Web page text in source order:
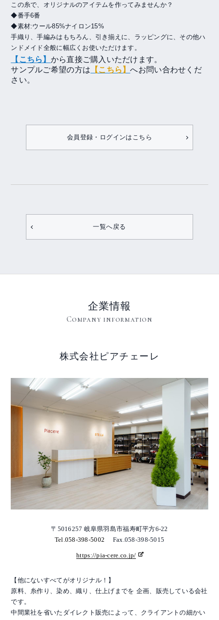
この糸で、オリジナルのアイテムを作ってみませんか？
◆番手6番
◆素材:ウール85%ナイロン15%
手織り、手編みはもちろん、引き揃えに、ラッピングに、その他ハ
ンドメイド全般に幅広くお使いただけます。
【こちら】 から直接ご購入いただけます。
サンプルご希望の方は 【こちら】へお問い合わせくだ
さい。
会員登録・ログインはこちら
一覧へ戻る
企業情報
Company information
株式会社ピアチェーレ
〒5016257 岐阜県羽島市福寿町平方6-22
Tel.058-398-5002
Fax.058-398-5015
https://pia-cere.co.jp/
【他にないすべてがオリジナル！】
原料、糸作り、染め、織り、仕上げまでを 企画、販売している会社
です。
中間業社を省いたダイレクト販売によって、クライアントの細かい